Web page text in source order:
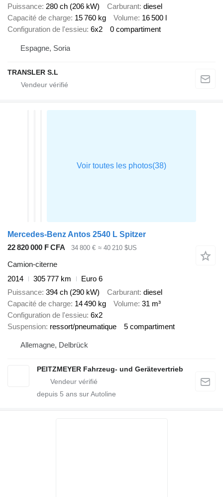
Puissance 280 ch (206 kW) Carburant diesel
Capacité de charge 15 760 kg Volume 16 500 l
Configuration de l'essieu 6x2 0 compartiment
Espagne, Soria
TRANSLER S.L
Mercedes-Benz Antos 2540 L Spitzer
22 820 000 F CFA
34 800 € ≈ 40 210 $US
Camion-citerne
2014
305 777 km
Euro 6
Puissance 394 ch (290 kW) Carburant diesel
Capacité de charge 14 490 kg Volume 31 m³
Configuration de l'essieu 6x2
Suspension ressort/pneumatique 5 compartiment
Allemagne, Delbrück
PEITZMEYER Fahrzeug- und Gerätevertrieb
depuis 5 ans sur Autoline